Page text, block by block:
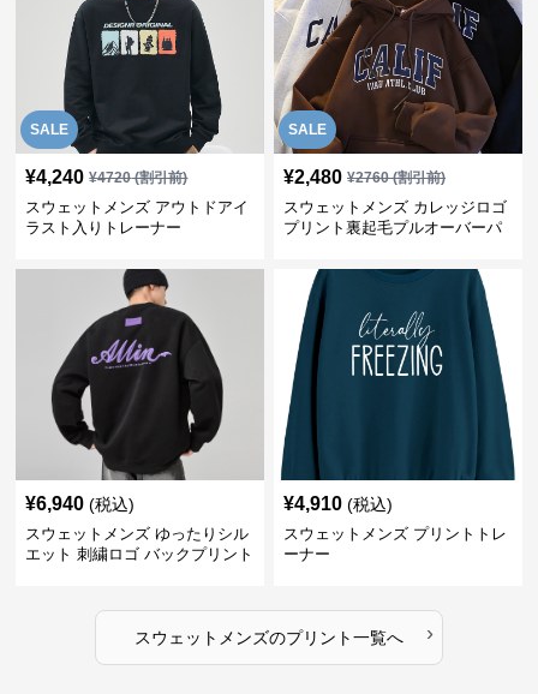
SALE
¥4,240 ¥4720(割引前)
スウェットメンズ アウトドアイ
ラスト入りトレーナー
SALE
¥2,480 ¥2760(割引前)
スウェットメンズ カレッジロゴ
プリント裏起毛プルオーバーパ
¥6,940 (税込)
スウェットメンズ ゆったりシル
エット 刺繍ロゴ バックプリント
¥4,910 (税込)
スウェットメンズ プリントトレ
ーナー
スウェットメンズのプリント一覧へ ›